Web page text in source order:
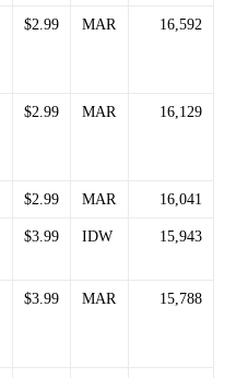
$2.99 MAR 16,592
$2.99 MAR 16,129
$2.99 MAR 16,041
$3.99 IDW 15,943
$3.99 MAR 15,788